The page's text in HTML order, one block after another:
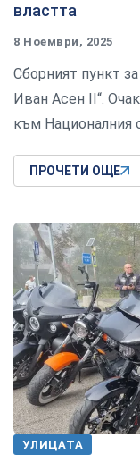
властта
8 Ноември, 2025
Сборният пункт
Иван Асен II“.
към Националния
ПРОЧЕТИ ОЩЕ
УЛИЦАТА